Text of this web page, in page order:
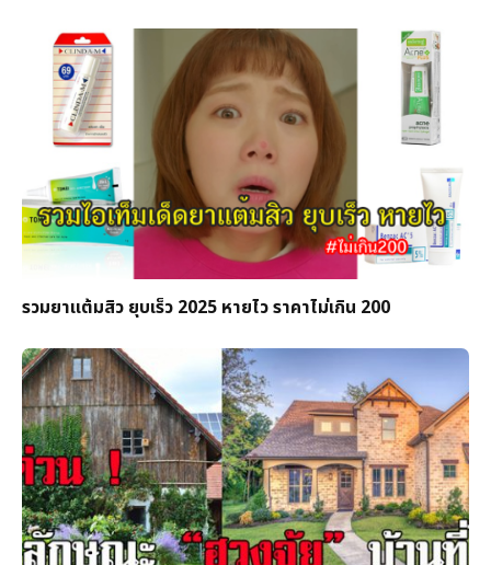
รวมยาแต้มสิว ยุบเร็ว 2025 หายไว ราคาไม่เกิน 200